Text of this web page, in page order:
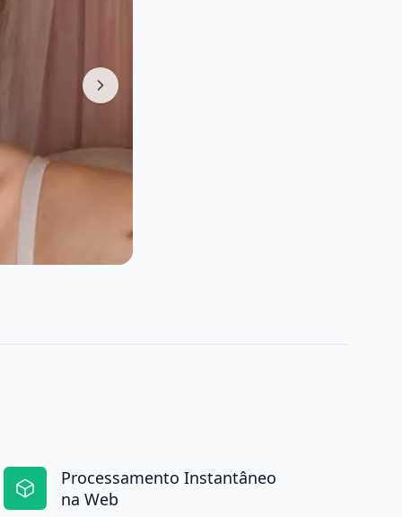
Processamento Instantâneo
na Web